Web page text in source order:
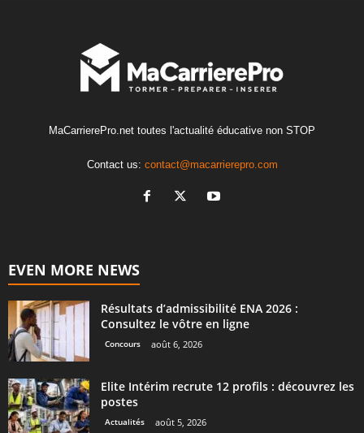
MaCarrierePro.net toutes l'actualité éducative non STOP
Contact us: contact@macarrierepro.com
EVEN MORE NEWS
Résultats d’admissibilité ENA 2026 :
Consultez le vôtre en ligne
Concours août 6, 2026
Elite Intérim recrute 12 profils : découvrez les
postes
Actualités août 5, 2026